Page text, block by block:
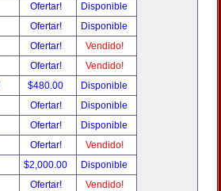
Ofertar!
Disponible
Ofertar!
Disponible
Ofertar!
Vendido!
Ofertar!
Vendido!
$480.00
Disponible
Ofertar!
Disponible
Ofertar!
Disponible
Ofertar!
Vendido!
$2,000.00
Disponible
Ofertar!
Vendido!